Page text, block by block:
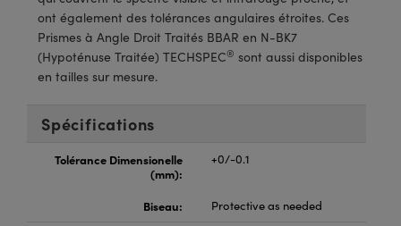
ou Coupleurs
de Poche ou à Mesure Directe
: Microscopie
pour Caméras
: Caméras
Optiques Lightpath
Labs™
ont également des tolérances angulaires étroites. Ces
Prismes à Angle Droit Traités BBAR en N-BK7
(Hypoténuse Traitée) TECHSPEC® sont aussi disponibles
en tailles sur mesure.
Spécifications
Tolérance Dimensionelle
(mm):
+0/-0.1
Biseau: Protective as needed